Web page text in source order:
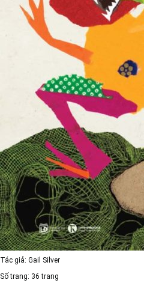
Tác giả: Gail Silver
Số trang: 36 trang